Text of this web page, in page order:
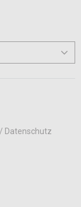
Datenschutz